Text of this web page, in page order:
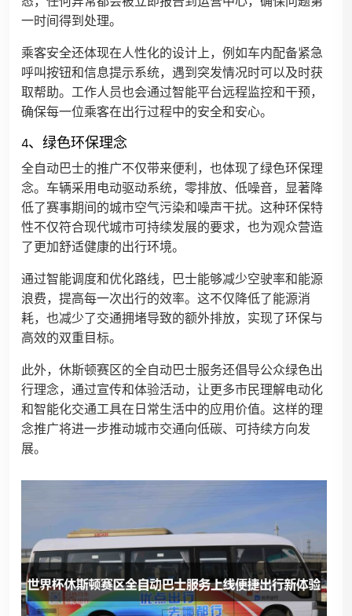
一时间得到处理。
乘客安全还体现在人性化的设计上，例如车内配备紧急
呼叫按钮和信息提示系统，遇到突发情况时可以及时获
取帮助。工作人员也会通过智能平台远程监控和干预，
确保每一位乘客在出行过程中的安全和安心。
4、绿色环保理念
全自动巴士的推广不仅带来便利，也体现了绿色环保理
念。车辆采用电动驱动系统，零排放、低噪音，显著降
低了赛事期间的城市空气污染和噪声干扰。这种环保特
性不仅符合现代城市可持续发展的要求，也为观众营造
了更加舒适健康的出行环境。
通过智能调度和优化路线，巴士能够减少空驶率和能源
浪费，提高每一次出行的效率。这不仅降低了能源消
耗，也减少了交通拥堵导致的额外排放，实现了环保与
高效的双重目标。
此外，休斯顿赛区的全自动巴士服务还倡导公众绿色出
行理念，通过宣传和体验活动，让更多市民理解电动化
和智能化交通工具在日常生活中的应用价值。这样的理
念推广将进一步推动城市交通向低碳、可持续方向发
展。